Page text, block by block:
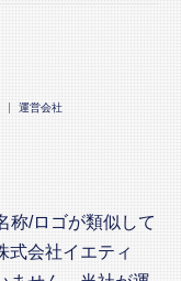
運営会社
称/ロゴが類似して
式会社イエティ